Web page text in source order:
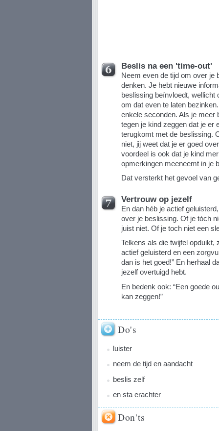
Beslis na een 'time-out'
Neem even de tijd om over je
denken. Je hebt nieuwe
beslissing beïnvloedt, wellicht
om dat even te laten
enkele seconden. Als je meer
tegen je kind zeggen dat je er
terugkomt met de beslissing.
niet, jij weet dat je er goed
voordeel is ook dat je kind
opmerkingen meeneemt in je
Dat versterkt het gevoel van
Vertrouw op jezelf
En dan héb je actief
over je beslissing. Of je tóch
juist niet. Of je toch niet een
Telkens als die twijfel opduikt,
actief geluisterd en een
dan is het goed!” En herhaal
jezelf overtuigd hebt.
En bedenk ook: “Een goede
kan zeggen!”
Do's
luister
neem de tijd en aandacht
beslis zelf
en sta erachter
Don'ts